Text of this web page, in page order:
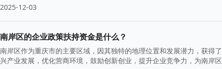
2025-12-03
南岸区的企业政策扶持资金是什么？
南岸区作为重庆市的主要区域，因其独特的地理位置和发展潜力，获得
兴产业发展，优化营商环境，鼓励创新创业，提升企业竞争力，为南岸